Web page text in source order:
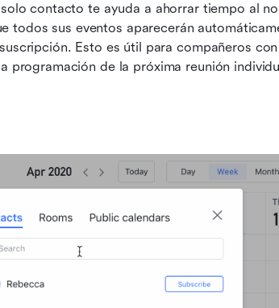
contacto te ayuda a ahorrar tiempo al
todos sus eventos aparecerán
Esto es útil para compañeros
programación de la próxima reunión